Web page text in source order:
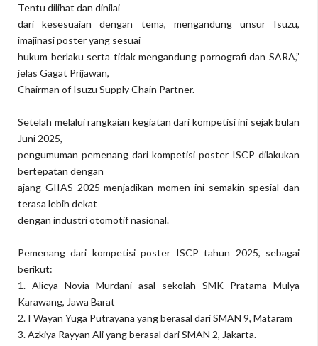
Tentu dilihat dan dinilai
dari kesesuaian dengan tema, mengandung unsur Isuzu,
imajinasi poster yang sesuai
hukum berlaku serta tidak mengandung pornografi dan SARA,”
jelas Gagat Prijawan,
Chairman of Isuzu Supply Chain Partner.
Setelah melalui rangkaian kegiatan dari kompetisi ini sejak bulan
Juni 2025,
pengumuman pemenang dari kompetisi poster ISCP dilakukan
bertepatan dengan
ajang GIIAS 2025 menjadikan momen ini semakin spesial dan
terasa lebih dekat
dengan industri otomotif nasional.
Pemenang dari kompetisi poster ISCP tahun 2025, sebagai
berikut:
1. Alicya Novia Murdani asal sekolah SMK Pratama Mulya
Karawang, Jawa Barat
2. I Wayan Yuga Putrayana yang berasal dari SMAN 9, Mataram
3. Azkiya Rayyan Ali yang berasal dari SMAN 2, Jakarta.